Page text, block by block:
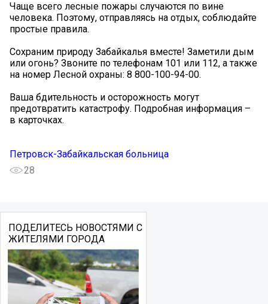
Чаще всего лесные пожары случаются по вине
человека. Поэтому, отправляясь на отдых, соблюдайте
простые правила.
Сохраним природу Забайкалья вместе! Заметили дым
или огонь? Звоните по телефонам 101 или 112, а также
на номер Лесной охраны: 8 800-100-94-00.
Ваша бдительность и осторожность могут
предотвратить катастрофу. Подробная информация –
в карточках.
Петровск-Забайкальская больница
28
ПОДЕЛИТЕСЬ НОВОСТЯМИ С
ЖИТЕЛЯМИ ГОРОДА